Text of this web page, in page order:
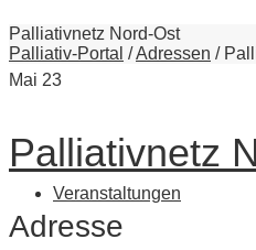
Veranstaltungen
Palliativnetz Nord-Ost
Palliativ-Portal /Adressen /
Mai 23
Palliativnetz
Adresse